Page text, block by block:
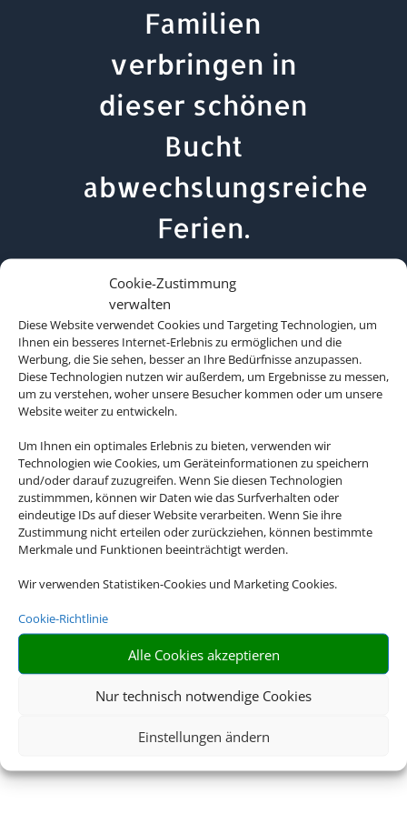
Cookie-Zustimmung
verwalten
Diese Website verwendet Cookies und Targeting Technologien, um
Ihnen ein besseres Internet-Erlebnis zu ermöglichen und die
Werbung, die Sie sehen, besser an Ihre Bedürfnisse anzupassen.
Diese Technologien nutzen wir außerdem, um Ergebnisse zu messen,
um zu verstehen, woher unsere Besucher kommen oder um unsere
Website weiter zu entwickeln.
Um Ihnen ein optimales Erlebnis zu bieten, verwenden wir
Technologien wie Cookies, um Geräteinformationen zu speichern
und/oder darauf zuzugreifen. Wenn Sie diesen Technologien
zustimmmen, können wir Daten wie das Surfverhalten oder
eindeutige IDs auf dieser Website verarbeiten. Wenn Sie ihre
Zustimmung nicht erteilen oder zurückziehen, können bestimmte
Merkmale und Funktionen beeinträchtigt werden.
Wir verwenden Statistiken-Cookies und Marketing Cookies.
Cookie-Richtlinie
Alle Cookies akzeptieren
Nur technisch notwendige Cookies
Einstellungen ändern
Familien
verbringen in
dieser schönen
Bucht
abwechslungsreiche
Ferien.